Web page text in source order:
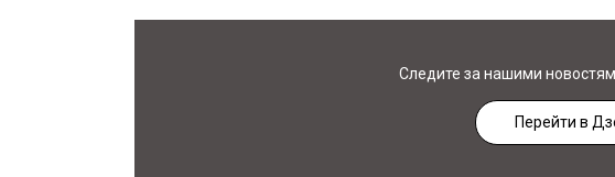
Следите за нашими
Перейти в